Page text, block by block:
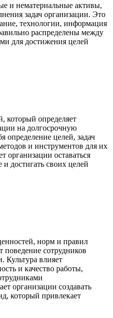
и нематериальные активы,
задач организации. Это
технологии, информация
распределены между
для достижения целей
который определяет
на долгосрочную
определение целей, задач
и инструментов для их
организации оставаться
достигать своих целей
норм и правил
поведение сотрудников
Культура влияет
и качество работы,
организации создавать
который привлекает